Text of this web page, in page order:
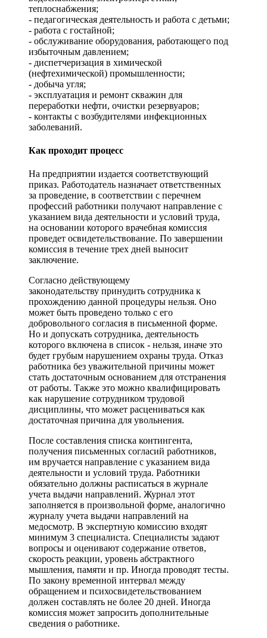
теплоснабжения;
- педагогическая деятельность и работа с детьми;
- работа с гостайной;
- обслуживание оборудования, работающего под
избыточным давлением;
- диспетчеризация в химической
(нефтехимической) промышленности;
- добыча угля;
- эксплуатация и ремонт скважин для
переработки нефти, очистки резервуаров;
- контакты с возбудителями инфекционных
заболеваний.
Как проходит процесс
На предприятии издается соответствующий
приказ. Работодатель назначает ответственных
за проведение, в соответствии с перечнем
профессий работники получают направление с
указанием вида деятельности и условий труда,
на основании которого врачебная комиссия
проведет освидетельствование. По завершении
комиссия в течение трех дней выносит
заключение.
Согласно действующему
законодательству принудить сотрудника к
прохождению данной процедуры нельзя. Оно
может быть проведено только с его
добровольного согласия в письменной форме.
Но и допускать сотрудника, деятельность
которого включена в список - нельзя, иначе это
будет грубым нарушением охраны труда. Отказ
работника без уважительной причины может
стать достаточным основанием для отстранения
от работы. Также это можно квалифицировать
как нарушение сотрудником трудовой
дисциплины, что может расцениваться как
достаточная причина для увольнения.
После составления списка контингента,
получения письменных согласий работников,
им вручается направление с указанием вида
деятельности и условий труда. Работники
обязательно должны расписаться в журнале
учета выдачи направлений. Журнал этот
заполняется в произвольной форме, аналогично
журналу учета выдачи направлений на
медосмотр. В экспертную комиссию входят
минимум 3 специалиста. Специалисты задают
вопросы и оценивают содержание ответов,
скорость реакции, уровень абстрактного
мышления, памяти и пр. Иногда проводят тесты.
По закону временной интервал между
обращением и психосвидетельствованием
должен составлять не более 20 дней. Иногда
комиссия может запросить дополнительные
сведения о работнике.